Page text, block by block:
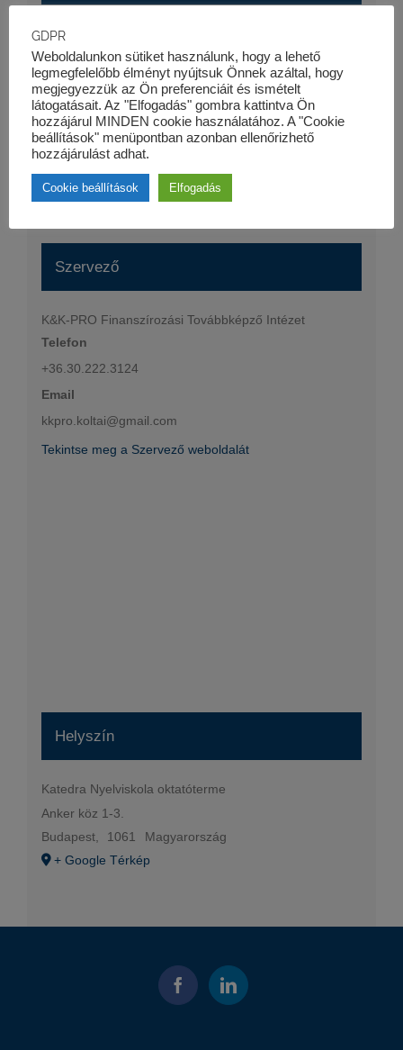
Dátum:
2017-04-27
Esemény kategória:
Szaktanfolyamok
Honlap:
https://kk-pro.hu/oktatas/penzugyi-modellepites-
tanfolyam/
Szervező
K&K-PRO Finanszírozási Továbbképző Intézet
Telefon
+36.30.222.3124
Email
kkpro.koltai@gmail.com
Tekintse meg a Szervező weboldalát
Helyszín
Katedra Nyelviskola oktatóterme
Anker köz 1-3.
Budapest, 1061
Magyarország
+ Google Térkép
GDPR
Weboldalunkon sütiket használunk, hogy a lehető
legmegfelelőbb élményt nyújtsuk Önnek azáltal, hogy
megjegyezzük az Ön preferenciáit és ismételt
látogatásait. Az "Elfogadás" gombra kattintva Ön
hozzájárul MINDEN cookie használatához. A "Cookie
beállítások" menüpontban azonban ellenőrizhető
hozzájárulást adhat.
Cookie beállítások Elfogadás